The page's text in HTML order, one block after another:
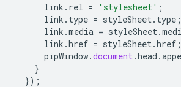
link . rel = 'stylesheet' ;
link . type = styleSheet . type ;
link .media = styleSheet .
link .href = styleSheet .href ;
pipWindow.document .head .
}
});